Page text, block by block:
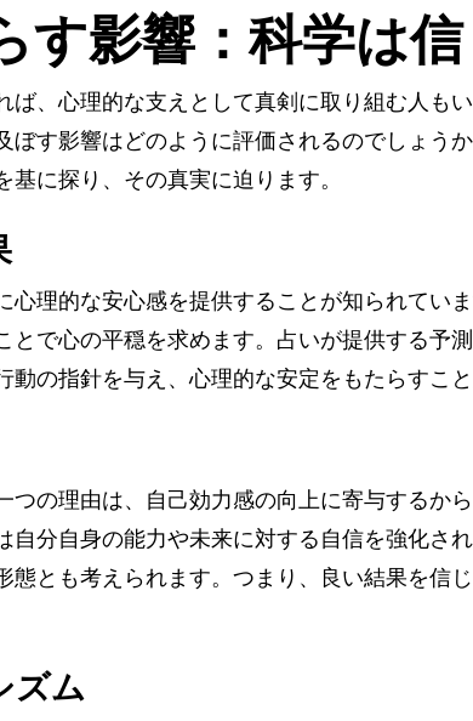
す影響：科学は
ば、心理的な支えとして真剣に取り組む人も
ぼす影響はどのように評価されるのでしょう
に探り、その真実に迫ります。
理的な安心感を提供することが知られてい
とで心の平穏を求めます。占いが提供する予
の指針を与え、心理的な安定をもたらすこと
の理由は、自己効力感の向上に寄与するか
自分自身の能力や未来に対する自信を強化さ
とも考えられます。つまり、良い結果を信
ズム